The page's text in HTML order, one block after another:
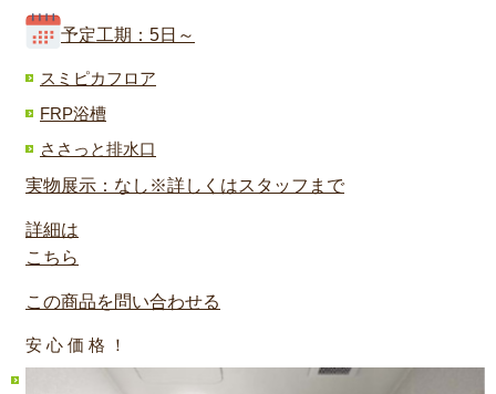
予定工期：5日～
スミピカフロア
FRP浴槽
ささっと排水口
実物展示：なし※詳しくはスタッフまで
詳細は
こちら
この商品を問い合わせる
安 心 価 格 ！